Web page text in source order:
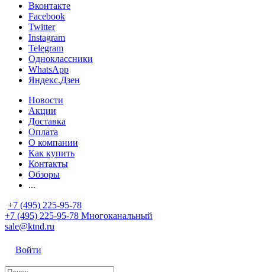
Вконтакте
Facebook
Twitter
Instagram
Telegram
Одноклассники
WhatsApp
Яндекс.Дзен
Новости
Акции
Доставка
Оплата
О компании
Как купить
Контакты
Обзоры
...
+7 (495) 225-95-78
+7 (495) 225-95-78 Многоканальный
sale@ktnd.ru
Войти